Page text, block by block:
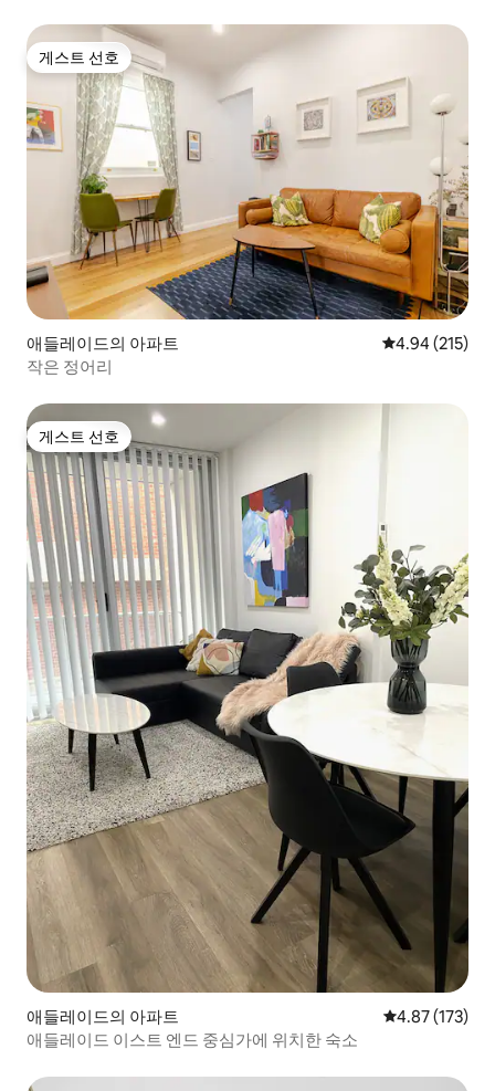
게스트 선호
게스트 선호
애들레이드의 아파트 평점 4.94점(5
4.94 (215)
작은 정어리
게스트 선호
게스트 선호
애들레이드의 아파트 평점 4.87점(5
4.87 (173)
애들레이드 이스트 엔드 중심가에 위치한 숙소